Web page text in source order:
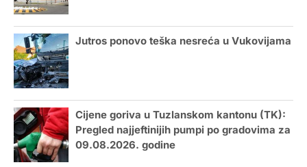
Jutros ponovo teška nesreća u Vukovijama
Cijene goriva u Tuzlanskom kantonu (TK):
Pregled najjeftinijih pumpi po gradovima za
09.08.2026. godine